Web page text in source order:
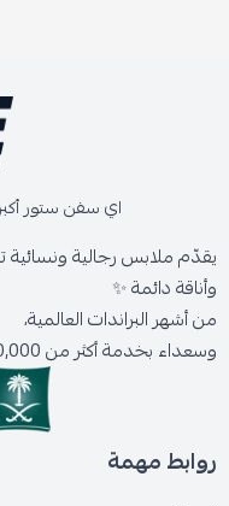
اي سفن ستور
يقدّم ملابس رجالية
وأناقة دائمة ✨
من أشهر البراندات العالمية،
وسعداء بخدمة أكثر من 300,000 عميل حول المملكة.
روابط مهمة